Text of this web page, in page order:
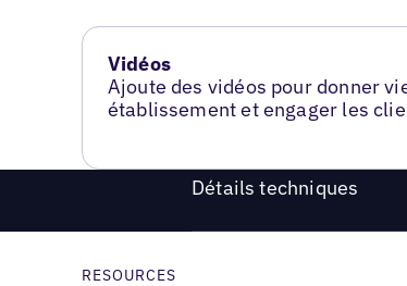
Vidéos
Ajoute des vidéos pour donner
établissement et engager les
Détails techniques
RESOURCES